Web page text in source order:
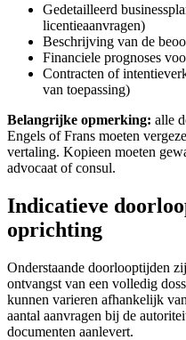
Gedetailleerd
licentieaanvragen)
Beschrijving van de
Financiele prognoses
Contracten of
van toepassing)
Belangrijke opmerking: alle
Engels of Frans moeten
vertaling. Kopieen moeten
advocaat of consul.
Indicatieve
oprichting
Onderstaande doorlooptijden
ontvangst van een volledig
kunnen varieren afhankelijk
aantal aanvragen bij de
documenten aanlevert.